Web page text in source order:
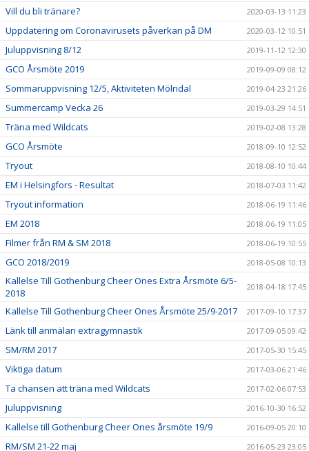
Vill du bli tränare? 2020-03-13 11:23
Uppdatering om Coronavirusets påverkan på DM 2020-03-12 10:51
Juluppvisning 8/12 2019-11-12 12:30
GCO Årsmöte 2019 2019-09-09 08:12
Sommaruppvisning 12/5, Aktiviteten Mölndal 2019-04-23 21:26
Summercamp Vecka 26 2019-03-29 14:51
Träna med Wildcats 2019-02-08 13:28
GCO Årsmöte 2018-09-10 12:52
Tryout 2018-08-10 10:44
EM i Helsingfors - Resultat 2018-07-03 11:42
Tryout information 2018-06-19 11:46
EM 2018 2018-06-19 11:05
Filmer från RM & SM 2018 2018-06-19 10:55
GCO 2018/2019 2018-05-08 10:13
Kallelse Till Gothenburg Cheer Ones Extra Årsmöte 6/5-
2018
2018-04-18 17:45
Kallelse Till Gothenburg Cheer Ones Årsmöte 25/9-2017 2017-09-10 17:37
Länk till anmälan extragymnastik 2017-09-05 09:42
SM/RM 2017 2017-05-30 15:45
Viktiga datum 2017-03-06 21:46
Ta chansen att träna med Wildcats 2017-02-06 07:53
Juluppvisning 2016-10-30 16:52
Kallelse till Gothenburg Cheer Ones årsmöte 19/9 2016-09-05 20:10
RM/SM 21-22 maj 2016-05-23 23:05